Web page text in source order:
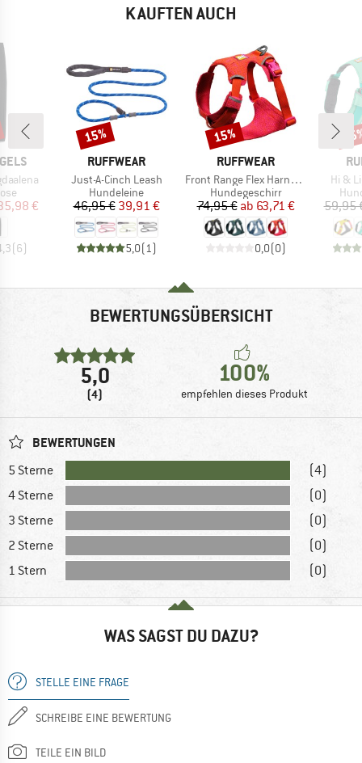
KAUFTEN AUCH
Preis
€
(6)
MARKE
RUFFWEAR
Artikel
Just-A-Cinch Leash
Produktgruppe
Hundeleine
Preis
46,95 €reduzierter Preis
39,91 €
5,0(1 )
Rabatt
15%
MARKE
RUFFWEAR
Artikel
Front Range Flex Harness
Produktgruppe
Hundegeschirr
Preis
74,95 € reduzierter Preis
ab 63,71 €
0,0(0)
Rabatt
15%
Artikel
Hi &
59,95
BEWERTUNGSÜBERSICHT
5,0
(4)
100%
empfehlen dieses Produkt
BEWERTUNGEN
5 Sterne
(4)
4 Sterne
(0)
3 Sterne
(0)
2 Sterne
(0)
1 Stern
(0)
WAS SAGST DU DAZU?
STELLE EINE FRAGE
SCHREIBE EINE BEWERTUNG
TEILE EIN BILD